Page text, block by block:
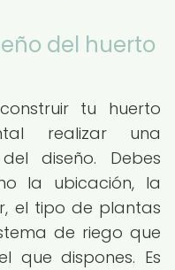
del huerto
tu huerto
realizar una
diseño. Debes
la ubicación, la
el tipo de plantas
de riego que
que dispones. Es